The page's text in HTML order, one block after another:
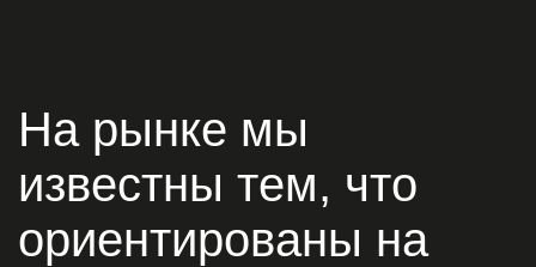
На рынке мы
известны тем, что
ориентированы на